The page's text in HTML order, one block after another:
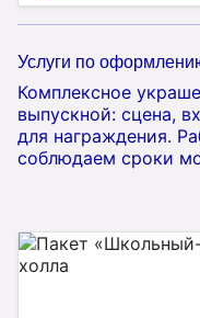
Услуги по
Комплексное
выпускной: сцена,
для награждения.
соблюдаем сроки